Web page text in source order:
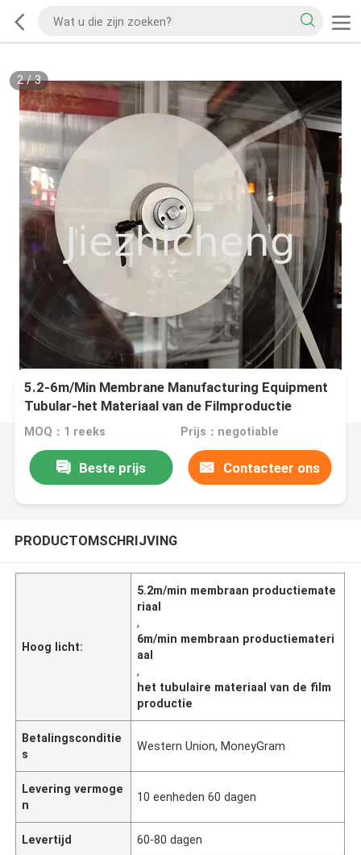
2/3
5.2-6m/Min Membrane Manufacturing Equipment
Tubular-het Materiaal van de Filmproductie
MOQ：1 reeks Prijs：negotiable
Beste prijs Contacteer ons
PRODUCTOMSCHRIJVING
Hoog licht:
5.2m/min membraan productiemate
riaal
,
6m/min membraan productiemateri
aal
,
het tubulaire materiaal van de film
productie
Betalingsconditie
s
Western Union, MoneyGram
Levering vermoge
n
10 eenheden 60 dagen
Levertijd 60-80 dagen